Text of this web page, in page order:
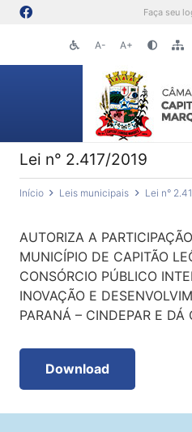
Faça seu
A- A+
Lei n° 2.417/2019
Início Leis municipais Lei n°
AUTORIZA A
MUNICÍPIO DE CAPITÃO
CONSÓRCIO PÚBLICO
INOVAÇÃO E
PARANÁ – CINDEPAR E DÁ
Download